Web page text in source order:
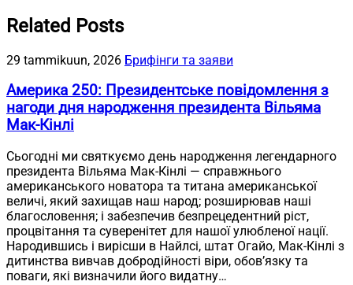
Related Posts
29 tammikuun, 2026 Брифінги та заяви
Америка 250: Президентське повідомлення з
нагоди дня народження президента Вільяма
Мак-Кінлі
Сьогодні ми святкуємо день народження легендарного
президента Вільяма Мак-Кінлі — справжнього
американського новатора та титана американської
величі, який захищав наш народ; розширював наші
благословення; і забезпечив безпрецедентний ріст,
процвітання та суверенітет для нашої улюбленої нації.
Народившись і вирісши в Найлсі, штат Огайо, Мак-Кінлі з
дитинства вивчав добродійності віри, обов’язку та
поваги, які визначили його видатну…